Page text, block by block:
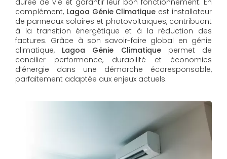
durée de vie et garantir leur bon fonctionnement. En
complément, Lagoa Génie Climatique est installateur
de panneaux solaires et photovoltaïques, contribuant
à la transition énergétique et à la réduction des
factures. Grâce à son savoir-faire global en génie
climatique, Lagoa Génie Climatiquepermet de
concilier performance, durabilité et économies
d’énergie dans une démarche écoresponsable,
parfaitement adaptée aux enjeux actuels.